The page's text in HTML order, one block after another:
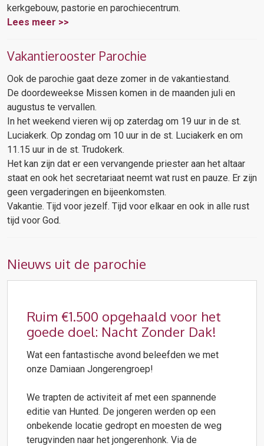
kerkgebouw, pastorie en parochiecentrum.
Lees meer >>
Vakantierooster Parochie
Ook de parochie gaat deze zomer in de vakantiestand.
De doordeweekse Missen komen in de maanden juli en
augustus te vervallen.
In het weekend vieren wij op zaterdag om 19 uur in de st.
Luciakerk. Op zondag om 10 uur in de st. Luciakerk en om
11.15 uur in de st. Trudokerk.
Het kan zijn dat er een vervangende priester aan het altaar
staat en ook het secretariaat neemt wat rust en pauze. Er zijn
geen vergaderingen en bijeenkomsten.
Vakantie. Tijd voor jezelf. Tijd voor elkaar en ook in alle rust
tijd voor God.
Nieuws uit de parochie
Ruim €1.500 opgehaald voor het
goede doel: Nacht Zonder Dak!
Wat een fantastische avond beleefden we met
onze Damiaan Jongerengroep!
We trapten de activiteit af met een spannende
editie van Hunted. De jongeren werden op een
onbekende locatie gedropt en moesten de weg
terugvinden naar het jongerenhonk. Via de